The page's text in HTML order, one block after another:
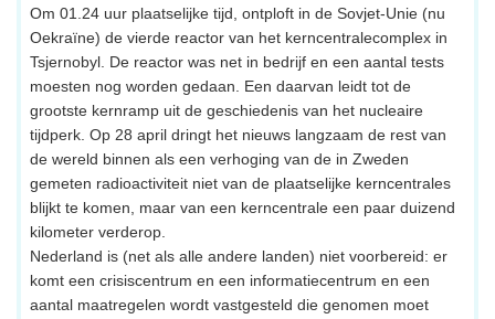
Om 01.24 uur plaatselijke tijd, ontploft in de Sovjet-Unie (nu
Oekraïne) de vierde reactor van het kerncentralecomplex in
Tsjernobyl. De reactor was net in bedrijf en een aantal tests
moesten nog worden gedaan. Een daarvan leidt tot de
grootste kernramp uit de geschiedenis van het nucleaire
tijdperk. Op 28 april dringt het nieuws langzaam de rest van
de wereld binnen als een verhoging van de in Zweden
gemeten radioactiviteit niet van de plaatselijke kerncentrales
blijkt te komen, maar van een kerncentrale een paar duizend
kilometer verderop.
Nederland is (net als alle andere landen) niet voorbereid: er
komt een crisiscentrum en een informatiecentrum en een
aantal maatregelen wordt vastgesteld die genomen moet